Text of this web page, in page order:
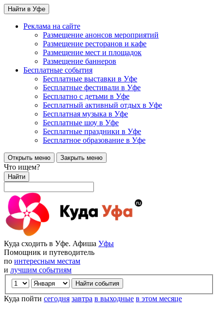
Найти в Уфе
Реклама на сайте
Размещение анонсов мероприятий
Размещение ресторанов и кафе
Размещение мест и площадок
Размещение баннеров
Бесплатные события
Бесплатные выставки в Уфе
Бесплатные фестивали в Уфе
Бесплатно с детьми в Уфе
Бесплатный активный отдых в Уфе
Бесплатная музыка в Уфе
Бесплатные шоу в Уфе
Бесплатные праздники в Уфе
Бесплатное образование в Уфе
Открыть меню Закрыть меню
Что ищем?
Найти
Куда сходить в Уфе. Афиша Уфы
Помощник и путеводитель
по интересным местам
и лучшим событиям
Куда пойти сегодня завтра в выходные в этом месяце